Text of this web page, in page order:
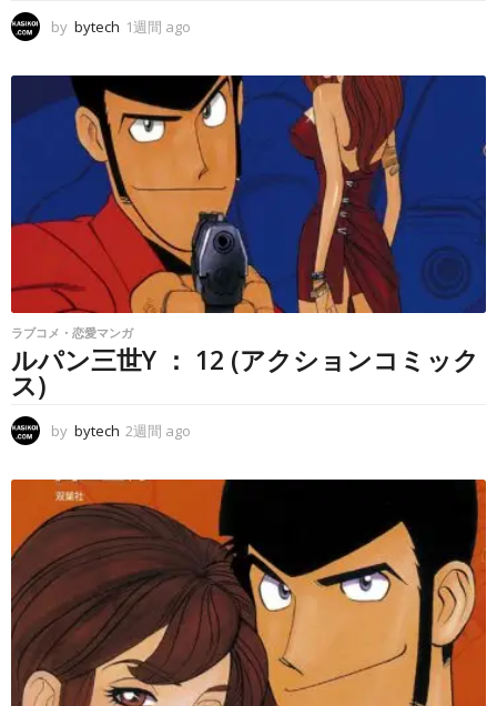
by bytech 1週間 ago
g
o
ラブコメ・恋愛マンガ
ルパン三世Y ： 12 (アクションコミック
ス)
by bytech 2週間 ago
o